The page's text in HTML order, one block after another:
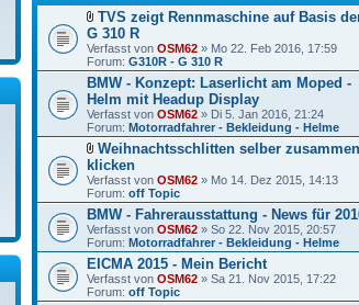
D
a
t
e
i
a
n
h
a
n
g
TVS zeigt Rennmaschine auf Basis
G 310 R
Verfasst von OSM62 » Mo 22. Feb 2016, 17:59
Forum: G310R - G 310 R
BMW - Konzept: Laserlicht am Moped -
Helm mit Headup Display
Verfasst von OSM62 » Di 5. Jan 2016, 21:24
Forum: Motorradfahrer - Bekleidung - Helme
D
a
t
e
i
a
n
h
a
n
g
Weihnachtsschlitten selber zusammen
klicken
Verfasst von OSM62 » Mo 14. Dez 2015, 14:13
Forum: off Topic
BMW - Fahrerausstattung - News für
Verfasst von OSM62 » So 22. Nov 2015, 20:57
Forum: Motorradfahrer - Bekleidung - Helme
EICMA 2015 - Mein Bericht
Verfasst von OSM62 » Sa 21. Nov 2015, 17:22
Forum: off Topic